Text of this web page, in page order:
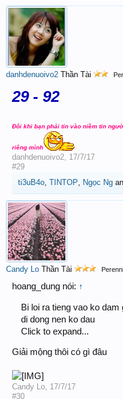
danhdenuoivo2 Thần Tài
29 - 92
Đôi khi bạn phải tin vào niềm tin
riêng mình
danhdenuoivo2, 17/7/17
#29
ti3uB4o, TINTOP, Ngọc Ng
Candy Lo Thần Tài
hoang_dung nói: ↑
Bi loi ra tieng vao ko
di dong nen ko dau
Click to expand...
Giải mộng thôi có gì đâu
Candy Lo, 17/7/17
#30